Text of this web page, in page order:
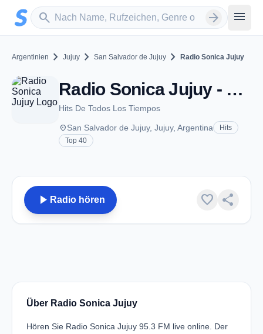
Zum Hauptinhalt springen
search
Sender suchen arrow_forward menu
Argentinien chevron_right Jujuy chevron_right San Salvador de Jujuy chevron_right Radio Sonica Jujuy
Radio Sonica Jujuy - FM 95.3 - San Salvador de Jujuy
Hits De Todos Los Tiempos
placeSan Salvador de Jujuy, Jujuy, Argentina
Hits
Top 40
play_arrow Radio hören favorite share
Über Radio Sonica Jujuy
Hören Sie Radio Sonica Jujuy 95.3 FM live online. Der